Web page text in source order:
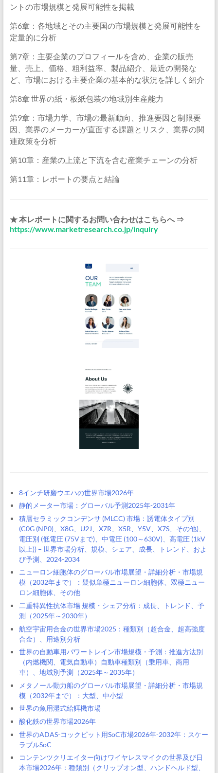
ントの市場規模と発展可能性を掲載
第6章：各地域とその主要国の市場規模と発展可能性を
定量的に分析
第7章：主要企業のプロフィールを含め、企業の販売
量、売上、価格、粗利益率、製品紹介、最近の開発な
ど、市場における主要企業の基本的な状況を詳しく紹介
第8章 世界の紙・板紙包装の地域別生産能力
第9章：市場力学、市場の最新動向、推進要因と制限要
因、業界のメーカーが直面する課題とリスク、業界の関
連政策を分析
第10章：産業の上流と下流を含む産業チェーンの分析
第11章：レポートの要点と結論
★ 本レポートに関するお問い合わせはこちらへ ⇒
https://www.marketresearch.co.jp/inquiry
8インチ研磨ウエハの世界市場2026年
静的メーター市場：グローバル予測2025年-2031年
積層セラミックコンデンサ (MLCC) 市場：誘電体タイプ別
(C0G (NP0)、X8G、U2J、X7R、X5R、Y5V、X7S、その他)、
電圧別 (低電圧 (75Vまで)、中電圧 (100～630V)、高電圧 (1kV
以上)) – 世界市場分析、規模、シェア、成長、トレンド、およ
び予測、2024-2034
ニューロン細胞体のグローバル市場展望・詳細分析・市場規
模（2032年まで）：疑似単極ニューロン細胞体、双極ニュー
ロン細胞体、その他
二重特異性抗体市場 規模・シェア分析：成長、トレンド、予
測（2025年～2030年）
航空宇宙用合金の世界市場2025：種類別（超合金、超高強度
合金）、用途別分析
世界の自動車用パワートレイン市場規模・予測：推進方法別
（内燃機関、電気自動車）自動車種類別（乗用車、商用
車）、地域別予測（2025年～2035年）
メタノール動力船のグローバル市場展望・詳細分析・市場規
模（2032年まで）：大型、中小型
世界の魚用湿式給餌機市場
酸化鉄の世界市場2026年
世界のADAS-コックピット用SoC市場2026年-2032年：スケー
ラブルSoC
コンテンツクリエイター向けワイヤレスマイクの世界及び日
本市場2026年：種類別（クリップオン型、ハンドヘルド型、